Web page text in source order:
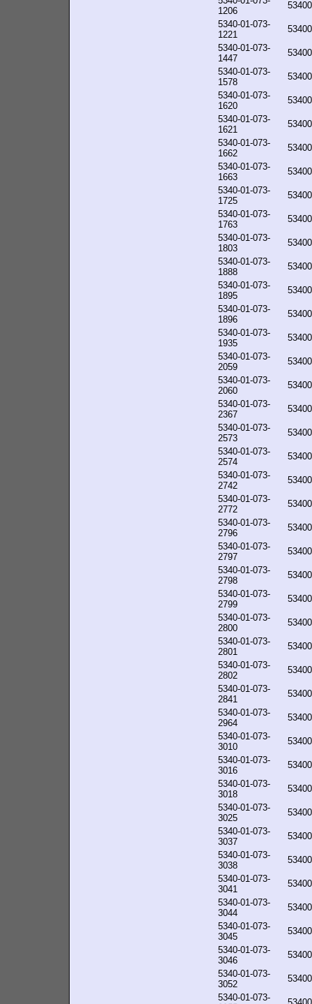
1206
5340-01-073-
1221
5340-01-073-
1447
5340-01-073-
1578
5340-01-073-
1620
5340-01-073-
1621
5340-01-073-
1662
5340-01-073-
1663
5340-01-073-
1725
5340-01-073-
1763
5340-01-073-
1803
5340-01-073-
1888
5340-01-073-
1895
5340-01-073-
1896
5340-01-073-
1935
5340-01-073-
2059
5340-01-073-
2060
5340-01-073-
2367
5340-01-073-
2573
5340-01-073-
2574
5340-01-073-
2742
5340-01-073-
2772
5340-01-073-
2796
5340-01-073-
2797
5340-01-073-
2798
5340-01-073-
2799
5340-01-073-
2800
5340-01-073-
2801
5340-01-073-
2802
5340-01-073-
2841
5340-01-073-
2964
5340-01-073-
3010
5340-01-073-
3016
5340-01-073-
3018
5340-01-073-
3025
5340-01-073-
3037
5340-01-073-
3038
5340-01-073-
3041
5340-01-073-
3044
5340-01-073-
3045
5340-01-073-
3046
5340-01-073-
3052
5340-01-073-